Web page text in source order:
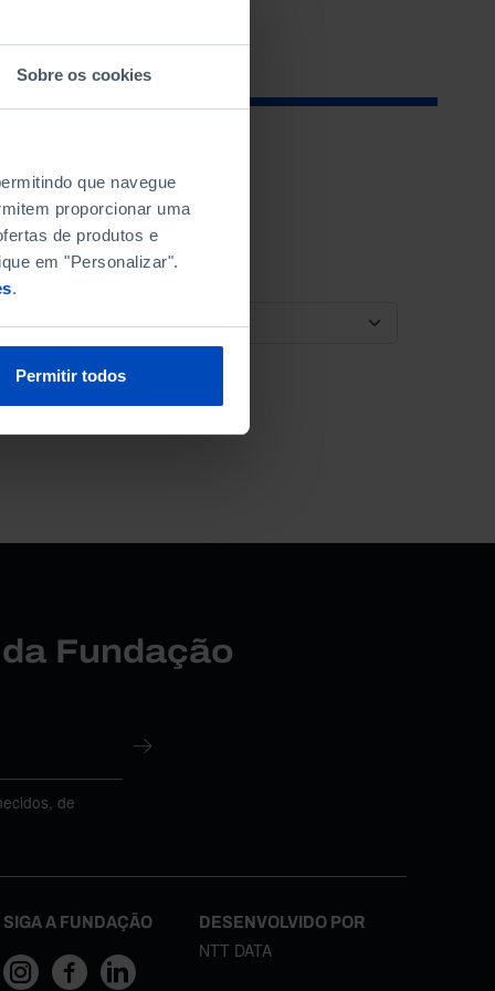
Sobre os cookies
que navegue
proporcionar uma
de produtos e
em "Personalizar".
.
Permitir todos
ORDENAR POR
Fundação
de
SIGA A FUNDAÇÃO DESENVOLVIDO POR
NTT DATA